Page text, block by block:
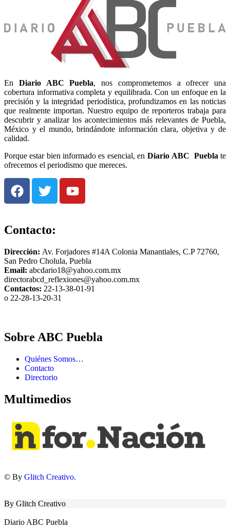
En Diario ABC Puebla, nos comprometemos a ofrecer una
cobertura informativa completa y equilibrada. Con un enfoque en la
precisión y la integridad periodística, profundizamos en las noticias
que realmente importan. Nuestro equipo de reporteros trabaja para
descubrir y analizar los acontecimientos más relevantes de Puebla,
México y el mundo, brindándote información clara, objetiva y de
calidad.
Porque estar bien informado es esencial, en Diario ABC Puebla te
ofrecemos el periodismo que mereces.
Contacto:
Dirección: Av. Forjadores #14A Colonia Manantiales, C.P 72760,
San Pedro Cholula, Puebla
Email: abcdario18@yahoo.com.mx
directorabcd_reflexiones@yahoo.com.mx
Contactos: 22-13-38-01-91
o 22-28-13-20-31
Sobre ABC Puebla
Quiénes Somos…
Contacto
Directorio
Multimedios
© By Glitch Creativo.
By Glitch Creativo
Diario ABC Puebla